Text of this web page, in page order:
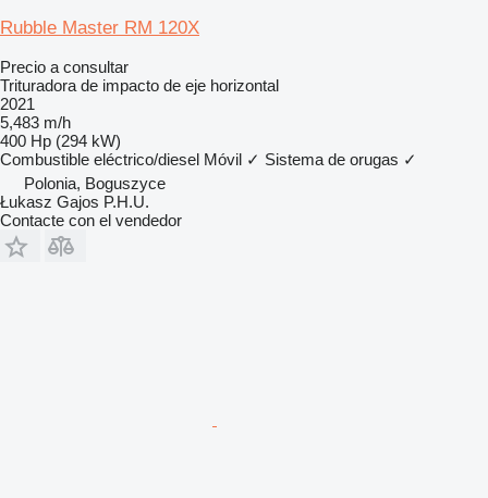
Rubble Master RM 120X
Precio a consultar
Trituradora de impacto de eje horizontal
2021
5,483 m/h
400 Hp (294 kW)
Combustible eléctrico/diesel Móvil ✓ Sistema de orugas ✓
Polonia, Boguszyce
Łukasz Gajos P.H.U.
Contacte con el vendedor